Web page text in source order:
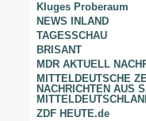
Kluges Proberaum
NEWS INLAND
TAGESSCHAU
BRISANT
MDR AKTUELL
MITTELDEUTSCHE
NACHRICHTEN AUS
ZDF HEUTE.de